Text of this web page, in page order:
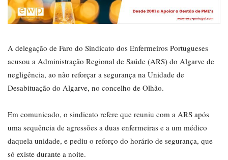
A delegação de Faro do Sindicato dos Enfermeiros Portugueses
acusou a Administração Regional de Saúde (ARS) do Algarve de
negligência, ao não reforçar a segurança na Unidade de
Desabituação do Algarve, no concelho de Olhão.
Em comunicado, o sindicato refere que reuniu com a ARS após
uma sequência de agressões a duas enfermeiras e a um médico
daquela unidade, e pediu o reforço do horário de segurança, que
só existe durante a noite.